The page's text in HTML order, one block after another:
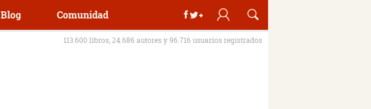
Blog Comunidad
113.600 libros, 24.686 autores y 96.716 usuarios registrados